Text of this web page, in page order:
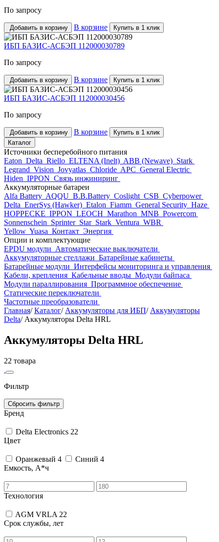
По запросу
Добавить в корзину В корзине Купить в 1 клик
ИБП БАЗИС-АСБЭП 112000030789
По запросу
Добавить в корзину В корзине Купить в 1 клик
ИБП БАЗИС-АСБЭП 112000030456
По запросу
Добавить в корзину В корзине
Купить в 1 клик
Каталог
Источники бесперебойного питания
Eaton Delta Riello ELTENA (Inelt) ABB (Newave) Stark
Legrand Vision Jovyatlas Chloride APC General Electric
Hiden IPPON Связь инжиниринг
Аккумуляторные батареи
Alfa Battery AQQU B.B.Battery Coslight CSB Cyberpower
Delta EnerSys (Hawker) Etalon Fiamm General Security Haze
HOPPECKE IPPON LEOCH Marathon MNB Powercom
Sonnenschein Sprinter Star Stark Ventura WBR
Yellow Yuasa Контакт Энергия
Опции и комплектующие
EPDU модули Автоматические выключатели
Аккумуляторные стеллажи Батарейные кабинеты
Батарейные модули Интерфейсы мониторинга и управления
Кабели, крепления Кабельные вводы Модули байпаса
Модули параллирования Программное обеспечение
Статические переключатели
Частотные преобразователи
Главная/ Каталог/ Аккумуляторы для ИБП/ Аккумуляторы
Delta/ Аккумуляторы Delta HRL
Аккумуляторы Delta HRL
22 товара
Фильтр
Сбросить фильтр
Бренд
Delta Electronics 22
Цвет
Оранжевый 4 Синий 4
Емкость, А*ч
Технология
AGM VRLA 22
Срок службы, лет